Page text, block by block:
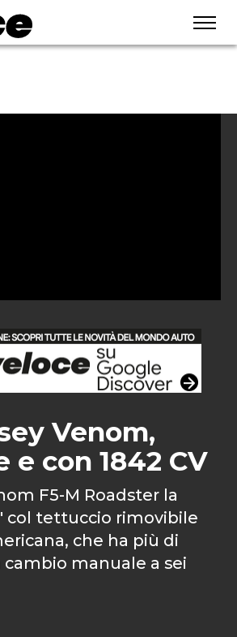
Venom,
e con 1842 CV
F5-M Roadster la
col tettuccio rimovibile
che ha più di
cambio manuale a sei